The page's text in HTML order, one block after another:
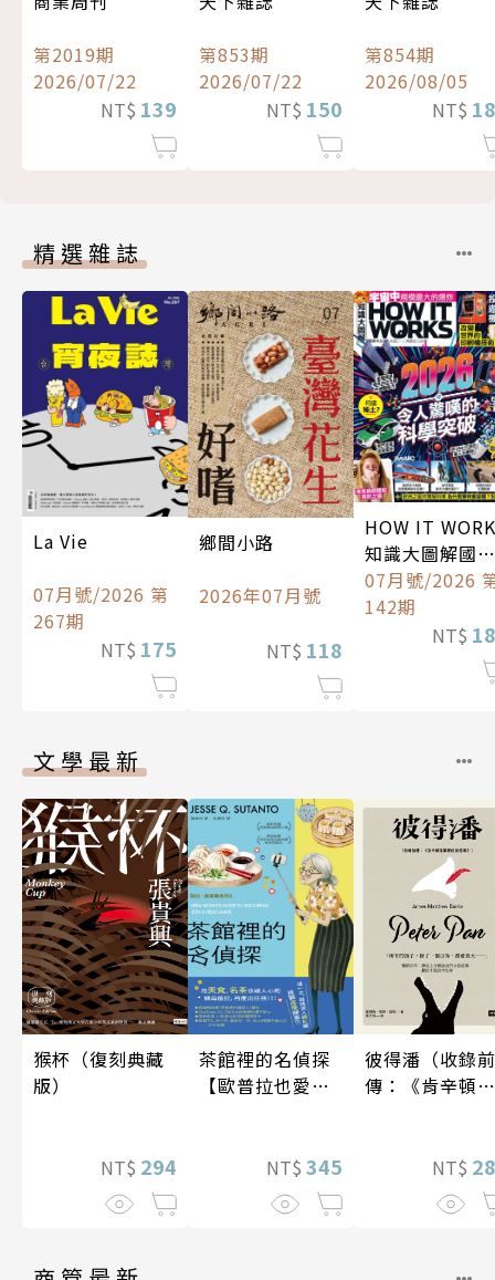
第2019期
2026/07/22
NT$ 139
第853期
2026/07/22
NT$ 150
第854期
2026/08/05
NT$
精選雜誌
La Vie
07月號/2026 第
267期
NT$ 175
鄉間小路
2026年07月號
NT$ 118
HOW IT
知識大圖解國際
中文版
07月號/2026
142期
NT$
文學最新
猴杯（復刻典藏
版）
NT$ 294
茶館裡的名偵探
【歐普拉也愛！
《茶館裡的嫌疑
人》續作】
NT$ 345
彼得潘（收錄前
傳：《肯辛頓花
NT$